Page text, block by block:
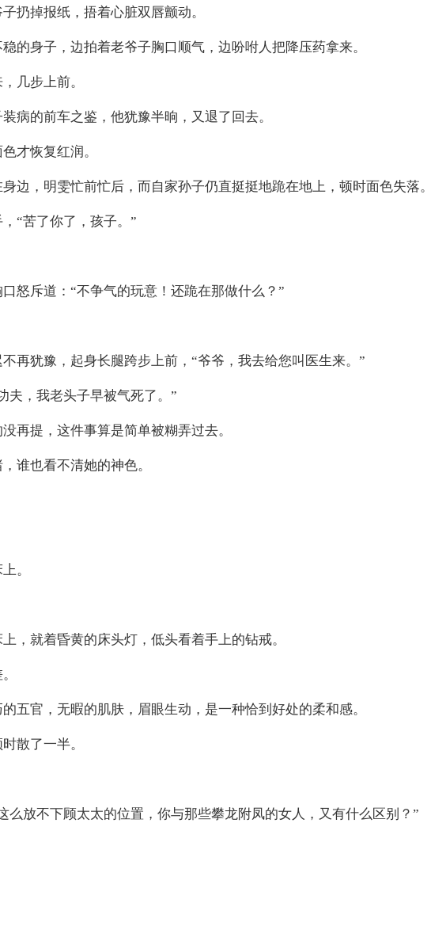
扔掉报纸，捂着心脏双唇颤动。
的身子，边拍着老爷子胸口顺气，边吩咐人把降压药拿来。
几步上前。
病的前车之鉴，他犹豫半晌，又退了回去。
才恢复红润。
边，明雯忙前忙后，而自家孙子仍直挺挺地跪在地上，顿时面色失落。
“苦了你了，孩子。”
怒斥道：“不争气的玩意！还跪在那做什么？”
再犹豫，起身长腿跨步上前，“爷爷，我去给您叫医生来。”
夫，我老头子早被气死了。”
再提，这件事算是简单被糊弄过去。
谁也看不清她的神色。
。
，就着昏黄的床头灯，低头看着手上的钻戒。
五官，无暇的肌肤，眉眼生动，是一种恰到好处的柔和感。
散了一半。
么放不下顾太太的位置，你与那些攀龙附凤的女人，又有什么区别？”